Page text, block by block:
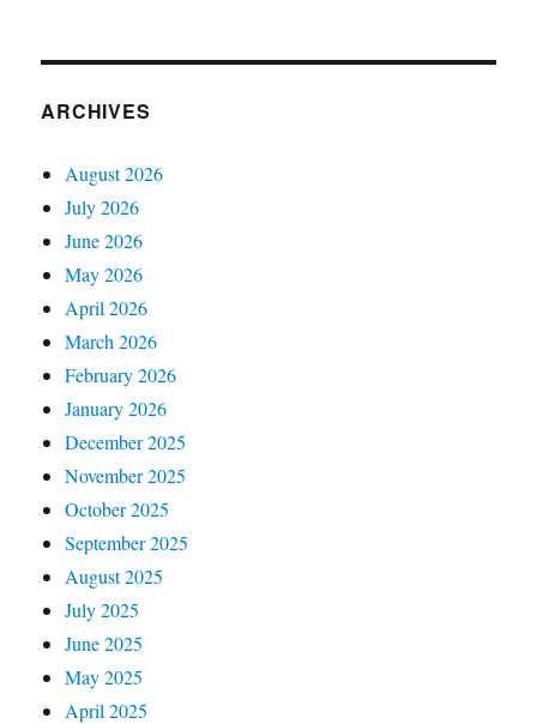
ARCHIVES
August 2026
July 2026
June 2026
May 2026
April 2026
March 2026
February 2026
January 2026
December 2025
November 2025
October 2025
September 2025
August 2025
July 2025
June 2025
May 2025
April 2025